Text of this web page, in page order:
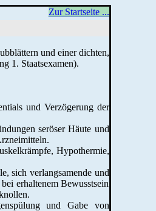
Zur Startseite ...
und einer dichten,
1. Staatsexamen).
und Verzögerung der
seröser Häute und
Hypothermie,
sich verlangsamende und
erhaltenem Bewusstsein
und Gabe von